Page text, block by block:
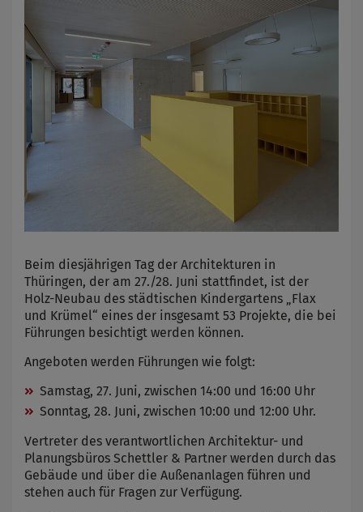
Beim diesjährigen Tag der Architekturen in
Thüringen, der am 27./28. Juni stattfindet, ist der
Holz-Neubau des städtischen Kindergartens „Flax
und Krümel“ eines der insgesamt 53 Projekte, die bei
Führungen besichtigt werden können.
Angeboten werden Führungen wie folgt:
Samstag, 27. Juni, zwischen 14:00 und 16:00 Uhr
Sonntag, 28. Juni, zwischen 10:00 und 12:00 Uhr.
Vertreter des verantwortlichen Architektur- und
Planungsbüros Schettler & Partner werden durch das
Gebäude und über die Außenanlagen führen und
stehen auch für Fragen zur Verfügung.